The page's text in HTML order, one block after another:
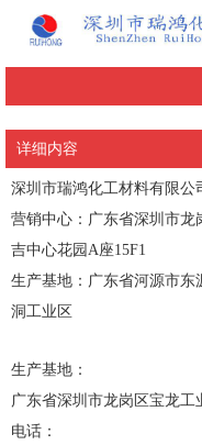
详细内容
深圳市瑞鸿化工材料有限公
营销中心：广东省深圳市龙
吉中心花园A座15F1
生产基地：广东省河源市东
洞工业区
生产基地：
广东省深圳市龙岗区宝龙工
电话：